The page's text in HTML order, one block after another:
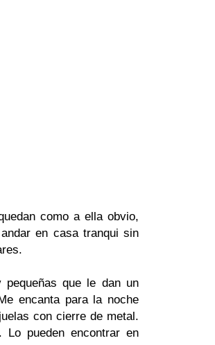
como a ella obvio,
en casa tranqui sin
que le dan un
encanta para la noche
con cierre de metal.
pueden encontrar en